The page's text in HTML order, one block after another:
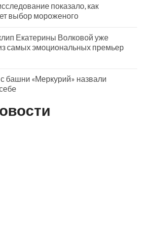
показало, как
выбор мороженого
Екатерины Волковой уже
самых эмоциональных премьер
башни «Меркурий» назвали